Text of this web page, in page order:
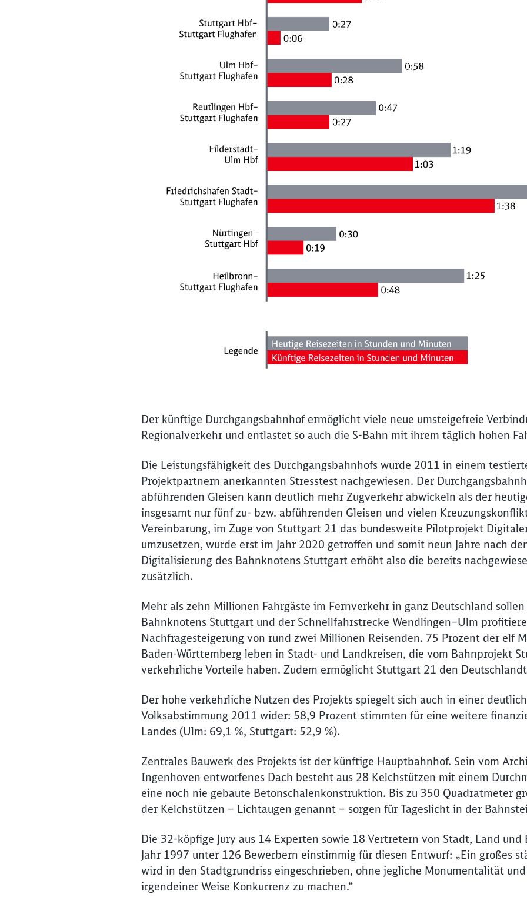
Der künftige Durchgangsbahnhof ermöglicht viele neue umsteigefreie
Regionalverkehr und entlastet so auch die S-Bahn mit ihrem täglich hohen
Die Leistungsfähigkeit des Durchgangsbahnhofs wurde 2011 in einem
Projektpartnern anerkannten Stresstest nachgewiesen. Der
abführenden Gleisen kann deutlich mehr Zugverkehr abwickeln als der
insgesamt nur fünf zu- bzw. abführenden Gleisen und vielen
Vereinbarung, im Zuge von Stuttgart 21 das bundesweite Pilotprojekt
umzusetzen, wurde erst im Jahr 2020 getroffen und somit neun Jahre nach
Digitalisierung des Bahnknotens Stuttgart erhöht also die bereits
zusätzlich.
Mehr als zehn Millionen Fahrgäste im Fernverkehr in ganz Deutschland
Bahnknotens Stuttgart und der Schnellfahrstrecke Wendlingen–Ulm
Nachfragesteigerung von rund zwei Millionen Reisenden. 75 Prozent der elf
Baden-Württemberg leben in Stadt- und Landkreisen, die vom Bahnprojekt
verkehrliche Vorteile haben. Zudem ermöglicht Stuttgart 21 den
Der hohe verkehrliche Nutzen des Projekts spiegelt sich auch in einer
Volksabstimmung 2011 wider: 58,9 Prozent stimmten für eine weitere
Landes (Ulm: 69,1 %, Stuttgart: 52,9 %).
Zentrales Bauwerk des Projekts ist der künftige Hauptbahnhof. Sein vom
Ingenhoven entworfenes Dach besteht aus 28 Kelchstützen mit einem
eine noch nie gebaute Betonschalenkonstruktion. Bis zu 350 Quadratmeter
der Kelchstützen – Lichtaugen genannt – sorgen für Tageslicht in der
Die 32-köpfige Jury aus 14 Experten sowie 18 Vertretern von Stadt, Land und
Jahr 1997 unter 126 Bewerbern einstimmig für diesen Entwurf: „Ein großes
wird in den Stadtgrundriss eingeschrieben, ohne jegliche Monumentalität
irgendeiner Weise Konkurrenz zu machen.“
Möchten Sie zuweitergeleitet werden?